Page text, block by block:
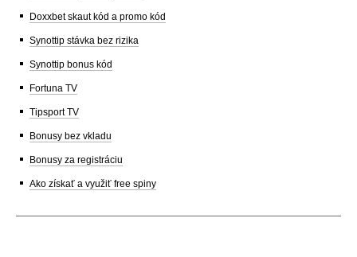
Doxxbet skaut kód a promo kód
Synottip stávka bez rizika
Synottip bonus kód
Fortuna TV
Tipsport TV
Bonusy bez vkladu
Bonusy za registráciu
Ako získať a využiť free spiny